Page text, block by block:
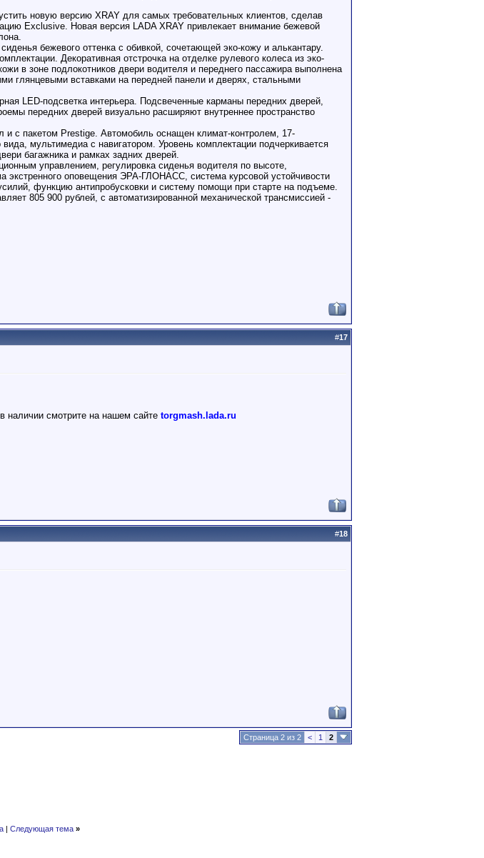
новую версию XRAY для самых требовательных клиентов, сделав
Exclusive. Новая версия LADA XRAY привлекает внимание бежевой
бежевого оттенка с обивкой, сочетающей эко-кожу и алькантару.
Декоративная отстрочка на отделке рулевого колеса из эко-
в зоне подлокотников двери водителя и переднего пассажира выполнена
глянцевыми вставками на передней панели и дверях, стальными
LED-подсветка интерьера. Подсвеченные карманы передних дверей,
передних дверей визуально расширяют внутреннее пространство
с пакетом Prestige. Автомобиль оснащен климат-контролем, 17-
мультимедиа с навигатором. Уровень комплектации подчеркивается
багажника и рамках задних дверей.
управлением, регулировка сиденья водителя по высоте,
экстренного оповещения ЭРА-ГЛОНАСС, система курсовой устойчивости
функцию антипробусковки и систему помощи при старте на подъеме.
805 900 рублей, с автоматизированной механической трансмиссией -
#17
наличии смотрите на нашем сайте torgmash.lada.ru
#18
Страница 2 из 2 < 1 2
| Следующая тема »